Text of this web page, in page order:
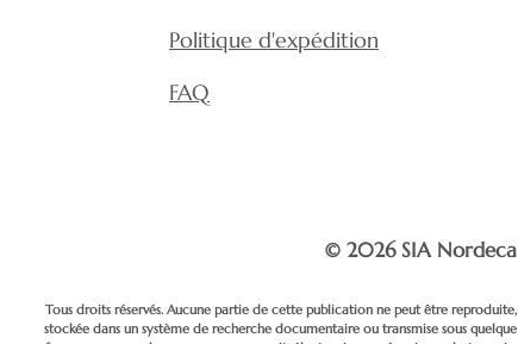
Politique d'expédition
FAQ
© 2026 SIA Nordeca
Tous droits réservés. Aucune partie de cette publication ne peut être reproduite,
stockée dans un système de recherche documentaire ou transmise sous quelque